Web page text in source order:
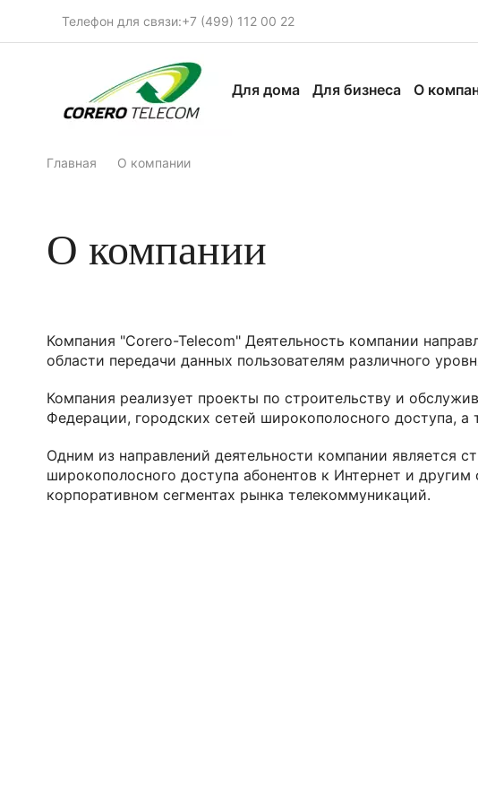
Телефон для связи:+7 (499) 112 00 22
Для дома Для бизнеса О
Главная О компании
О компании
Компания "Corero-Telecom" Деятельность компании
области передачи данных пользователям различного
Компания реализует проекты по строительству и
Федерации, городских сетей широкополосного доступа,
Одним из направлений деятельности компании является
широкополосного доступа абонентов к Интернет и
корпоративном сегментах рынка телекоммуникаций.